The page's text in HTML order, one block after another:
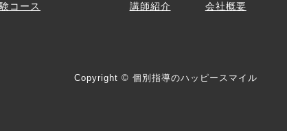
コース
講師紹介
会社概要
Copyright © 個別指導のハッピースマイル